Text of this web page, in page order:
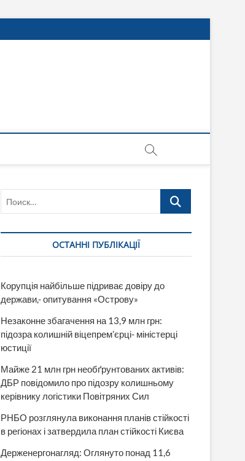
Поиск…
ОСТАННІ ПУБЛІКАЦІЇ
Корупція найбільше підриває довіру до
держави,- опитування «Острову»
Незаконне збагачення на 13,9 млн грн:
підозра колишній віцепрем’єрці- міністерці
юстиції
Майже 21 млн грн необґрунтованих активів:
ДБР повідомило про підозру колишньому
керівнику логістики Повітряних Сил
РНБО розглянула виконання планів стійкості
в регіонах і затвердила план стійкості Києва
Держенергонагляд: Оглянуто понад 11,6